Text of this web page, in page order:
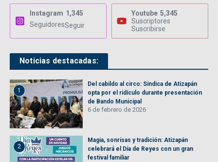
Instagram 1,345
SeguidoresSeguir
Youtube 5,345
Suscriptores
Suscribirse
Noticias destacadas:
1
Del cabildo al circo: Síndica de Atizapán
opta por el ridículo durante presentación
de Bando Municipal
6 de febrero de 2026
2
Magia, sonrisas y tradición: Atizapán
celebrará el Día de Reyes con un gran
festival familiar